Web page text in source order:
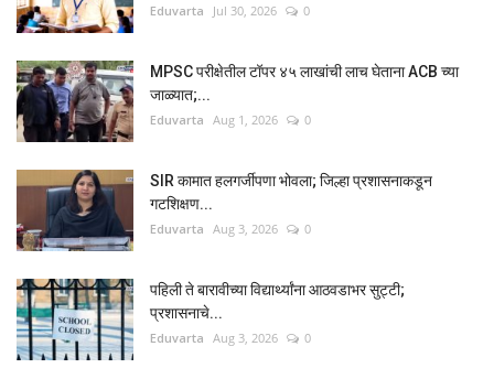
Eduvarta Jul 30, 2026 0
MPSC परीक्षेतील टॉपर ४५ लाखांची लाच घेताना ACB च्या
जाळ्यात;...
Eduvarta Aug 1, 2026 0
SIR कामात हलगर्जीपणा भोवला; जिल्हा प्रशासनाकडून
गटशिक्षण...
Eduvarta Aug 3, 2026 0
पहिली ते बारावीच्या विद्यार्थ्यांना आठवडाभर सुट्टी;
प्रशासनाचे...
Eduvarta Aug 3, 2026 0